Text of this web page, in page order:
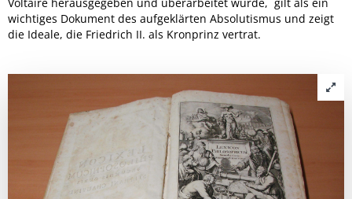
wichtiges Dokument des aufgeklärten Absolutismus und zeigt
die Ideale, die Friedrich II. als Kronprinz vertrat.